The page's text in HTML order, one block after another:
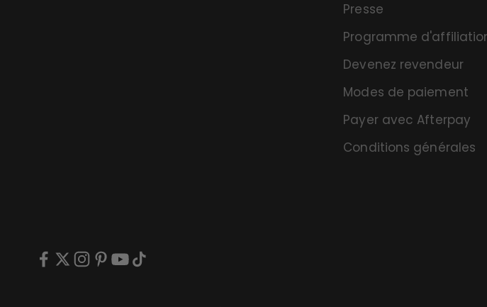
Presse
Programme
Devenez revendeur
Modes de paiement
Payer avec Afterpay
Conditions générales